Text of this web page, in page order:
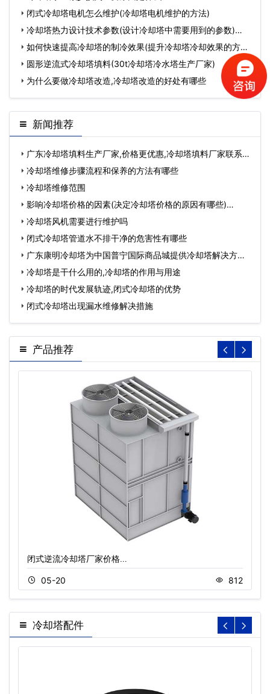
闭式冷却塔电机怎么维护(冷却塔电机维护的方法)
冷却塔热力设计技术参数(设计冷却塔中需要用到的参数)…
如何快速提高冷却塔的制冷效果(提升冷却塔冷却效果的方法)
… 圆形逆流式冷却塔填料(30t冷却塔冷水塔生产厂家)
为什么要做冷却塔改造,冷却塔改造的好处有哪些
新闻推荐
广东冷却塔填料生产厂家,价格更优惠,冷却塔填料厂家联系方
式…冷却塔维修步骤流程和保养的方法有哪些
冷却塔维修范围
影响冷却塔价格的因素(决定冷却塔价格的原因有哪些)…
冷却塔风机需要进行维护吗
闭式冷却塔管道水不排干净的危害性有哪些
广东康明冷却塔为中国普宁国际商品城提供冷却塔解决方
案…冷却塔是干什么用的,冷却塔的作用与用途
冷却塔的时代发展轨迹,闭式冷却塔的优势
闭式冷却塔出现漏水维修解决措施
产品推荐
闭式逆流冷却塔厂家价格…
05-20 812
冷却塔配件